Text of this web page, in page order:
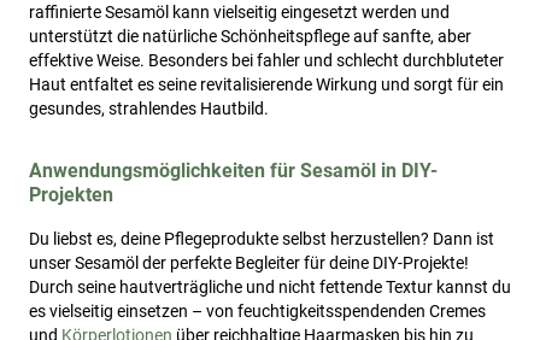
raffinierte Sesamöl kann vielseitig eingesetzt werden und
unterstützt die natürliche Schönheitspflege auf sanfte, aber
effektive Weise. Besonders bei fahler und schlecht durchbluteter
Haut entfaltet es seine revitalisierende Wirkung und sorgt für ein
gesundes, strahlendes Hautbild.
Anwendungsmöglichkeiten für Sesamöl in DIY-
Projekten
Du liebst es, deine Pflegeprodukte selbst herzustellen? Dann ist
unser Sesamöl der perfekte Begleiter für deine DIY-Projekte!
Durch seine hautverträgliche und nicht fettende Textur kannst du
es vielseitig einsetzen – von feuchtigkeitsspendenden Cremes
und Körperlotionen über reichhaltige Haarmasken bis hin zu